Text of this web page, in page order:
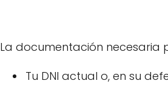
La documentación necesaria
Tu DNI actual o, en su